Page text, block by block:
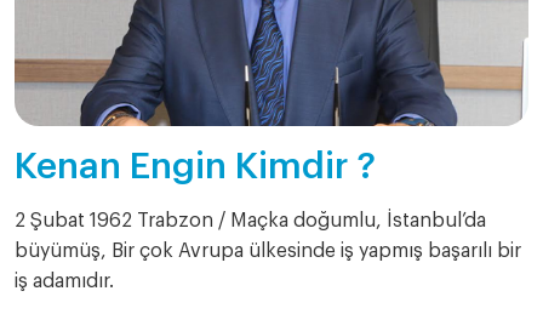
Kenan Engin Kimdir ?
2 Şubat 1962 Trabzon / Maçka doğumlu, İstanbul’da
büyümüş, Bir çok Avrupa ülkesinde iş yapmış başarılı bir
iş adamıdır.